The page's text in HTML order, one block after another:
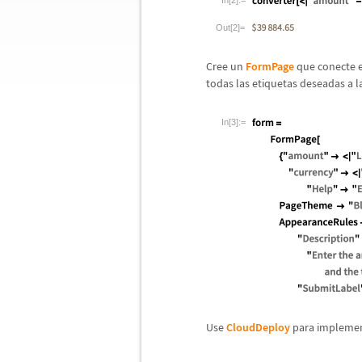
Out[2]=
Cree un FormPageque conecte
todas las etiquetas deseadas a
In[3]:=
UseCloudDeploy para